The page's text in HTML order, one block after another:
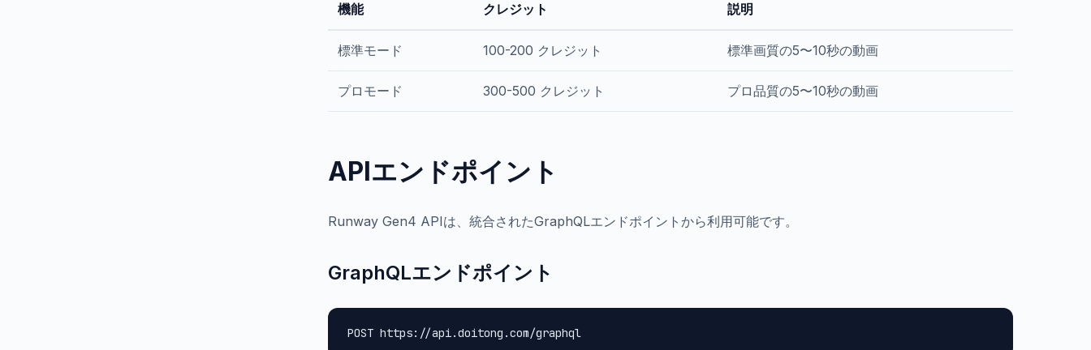
機能 クレジット 説明
標準モード 100-200 クレジット 標準画質の5〜10秒の動画
プロモード 300-500 クレジット プロ品質の5〜10秒の動画
APIエンドポイント
Runway Gen4 APIは、統合されたGraphQLエンドポイントから利用可能です。
GraphQLエンドポイント
POST https://api.doitong.com/graphql